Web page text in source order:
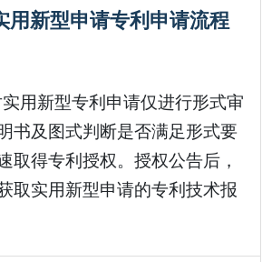
用新型申请专利申请流程
用新型专利申请仅进行形式审
书及图式判断是否满足形式要
取得专利授权。授权公告后，
取实用新型申请的专利技术报